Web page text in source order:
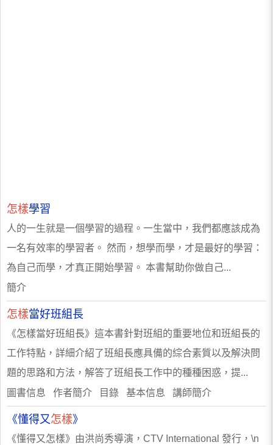
怎樣學習
人的一生就是一個學習的過程。一生當中，我們都應該成為
一名有效率的學習者。 然而，想學而學，才是最好的學習：
為自己而學，才真正開始學習。 本書幫助你做自己...
簡介
怎樣當好班組長
《怎樣當好班組長》這本書針對班組的重要地位和班組長的
工作特點，詳細介紹了班組長應具備的綜合素質以及解決問
題的思路和方法，解答了班組長工作中的種種困惑，提...
圖書信息 作者簡介 目錄 基本信息 講師簡介
《懂得又怎樣》
《懂得又怎樣》由洪尚秀導演，CTV International 發行，\n